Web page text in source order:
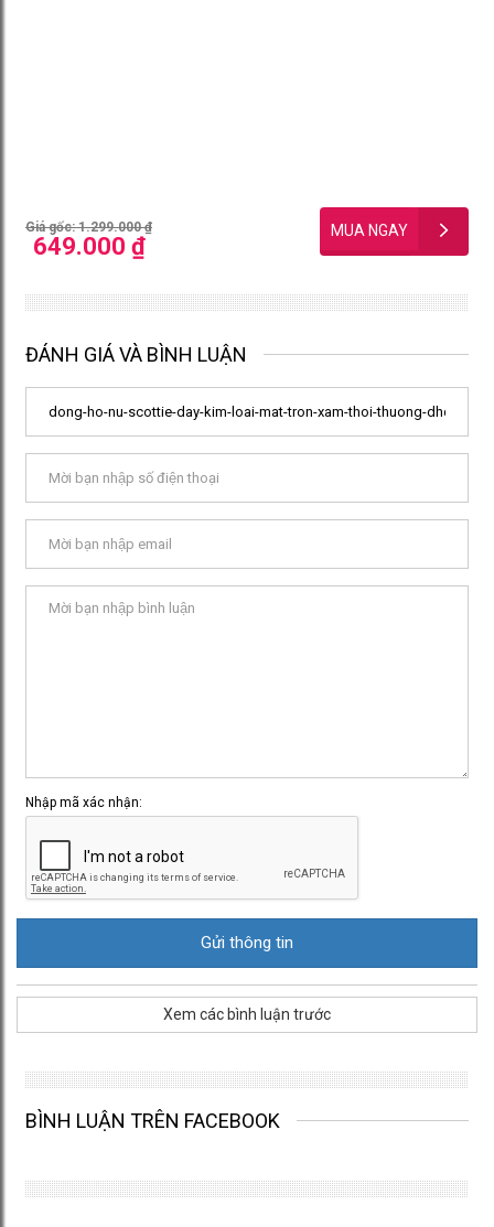
Giá gốc: 1.299.000 ₫
649.000 ₫
ĐÁNH GIÁ VÀ BÌNH LUẬN
Nhập mã xác nhận:
Xem các bình luận trước
BÌNH LUẬN TRÊN FACEBOOK